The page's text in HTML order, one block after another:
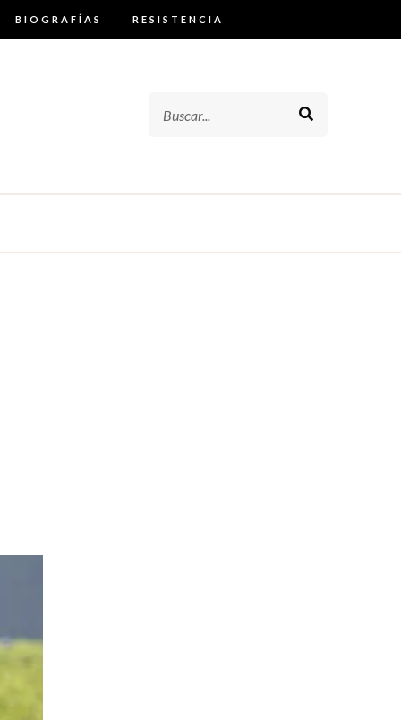
BIOGRAFÍAS RESISTENCIA